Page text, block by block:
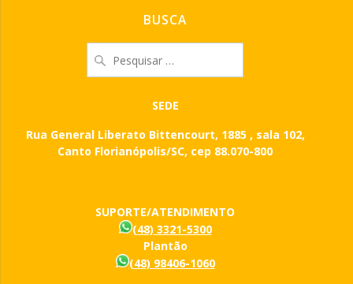
BUSCA
por:
SEDE
Rua General Liberato Bittencourt, 1885 , sala 102,
Canto Florianópolis/SC, cep 88.070-800
SUPORTE/ATENDIMENTO
(48) 3321-5300
Plantão
(48) 98406-1060